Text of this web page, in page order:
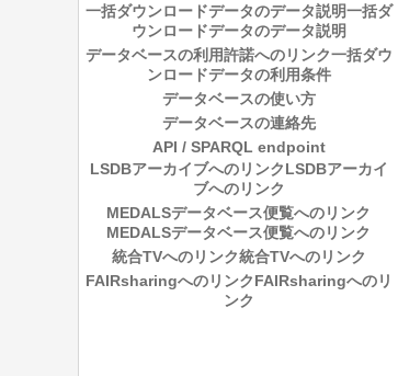
一括ダウンロードデータのデータ説明一括ダ
ウンロードデータのデータ説明
データベースの利用許諾へのリンク一括ダウ
ンロードデータの利用条件
データベースの使い方
データベースの連絡先
API / SPARQL endpoint
LSDBアーカイブへのリンクLSDBアーカイ
ブへのリンク
MEDALSデータベース便覧へのリンク
MEDALSデータベース便覧へのリンク
統合TVへのリンク統合TVへのリンク
FAIRsharingへのリンクFAIRsharingへのリ
ンク